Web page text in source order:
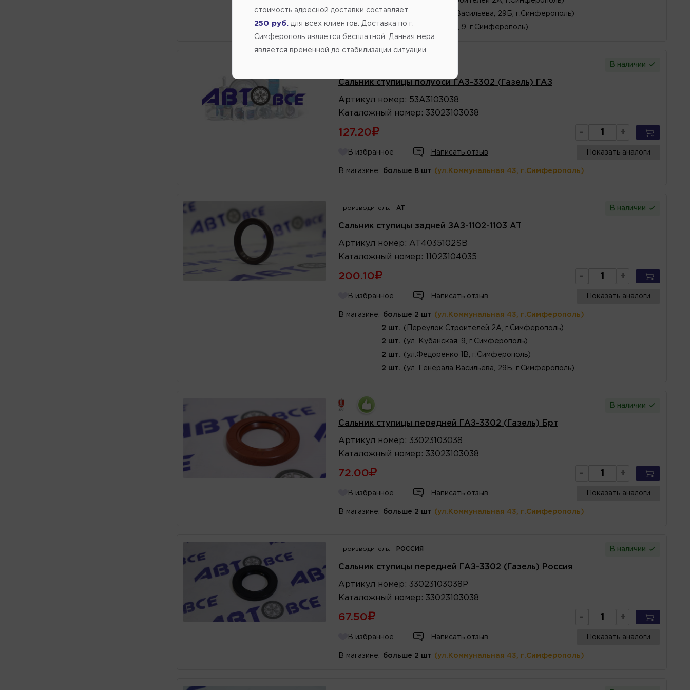
5 шт.(ул. Генерала Васильева, 29Б, г.Симферополь)
4 шт. (ул. Кубанская, 9, г.Симферополь)
В наличии
Сальник ступицы полуоси ГАЗ-3302 (Газель) ГАЗ
Артикул номер : 53А3103038
Каталожный номер : 33023103038
127.20 - +
В избранное Написать отзыв Показать аналоги
В магазине: больше 8 шт (ул.Коммунальная 43, г.Симферополь)
Производитель: AT В наличии
Сальник ступицы задней ЗАЗ-1102-1103 AT
Артикул номер : AT4035102SB
Каталожный номер : 11023104035
200.10 - +
В избранное Написать отзыв Показать аналоги
В магазине: больше 2 шт (ул.Коммунальная 43, г.Симферополь)
2 шт. (Переулок Строителей 2А, г.Симферополь)
2 шт. (ул. Кубанская, 9, г.Симферополь)
2 шт. (ул.Федоренко 1В, г.Симферополь)
2 шт. (ул. Генерала Васильева, 29Б, г.Симферополь)
В наличии
Сальник ступицы передней ГАЗ-3302 (Газель) Брт
Артикул номер : 33023103038
Каталожный номер : 33023103038
72.00 - +
В избранное Написать отзыв Показать аналоги
В магазине: больше 2 шт (ул.Коммунальная 43, г.Симферополь)
Производитель: РОССИЯ В наличии
Сальник ступицы передней ГАЗ-3302 (Газель) Россия
Артикул номер : 33023103038Р
Каталожный номер : 33023103038
67.50 - +
В избранное Написать отзыв Показать аналоги
В магазине: больше 2 шт (ул.Коммунальная 43, г.Симферополь)
стоимость адресной доставки составляет
250 руб. для всех клиентов. Доставка по г.
Симферополь является бесплатной. Данная мера
является временной до стабилизации ситуации.